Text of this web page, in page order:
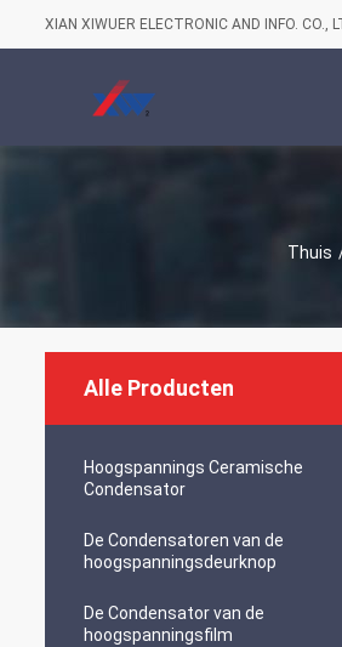
XIAN XIWUER ELECTRONIC AND INFO. CO.,
Thuis
Alle Producten
Hoogspannings Ceramische
Condensator
De Condensatoren van de
hoogspanningsdeurknop
De Condensator van de
hoogspanningsfilm